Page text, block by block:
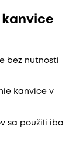
bez nutnosti
kanvice v
sa použili iba